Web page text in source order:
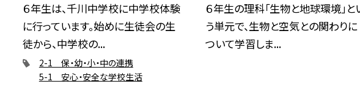
６年生は、千川中学校に中学校体験
に行っています。始めに生徒会の生
徒から、中学校の...
2-1 保・幼・小・中の連携
5-1 安心・安全な学校生活
６年生の理科「生物と地球環境」と
う単元で、生物と空気との関わりに
ついて学習しま...